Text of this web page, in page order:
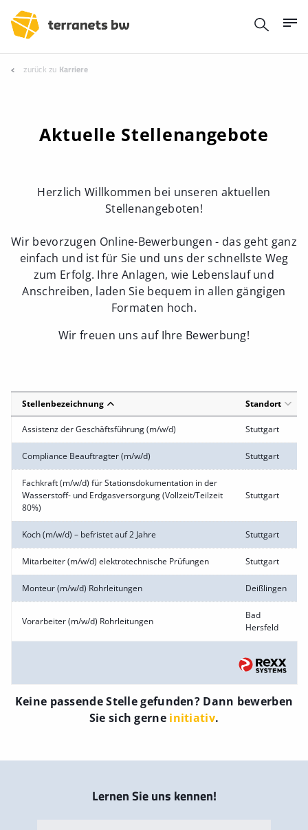
zurück zu Karriere
Aktuelle Stellenangebote
Herzlich Willkommen bei unseren aktuellen
Stellenangeboten!
Wir bevorzugen Online-Bewerbungen - das geht ganz
einfach und ist für Sie und uns der schnellste Weg
zum Erfolg. Ihre Anlagen, wie Lebenslauf und
Anschreiben, laden Sie bequem in allen gängigen
Formaten hoch.
Wir freuen uns auf Ihre Bewerbung!
Stellenbezeichnung Standort
Assistenz der Geschäftsführung (m/w/d) Stuttgart
Compliance Beauftragter (m/w/d) Stuttgart
Fachkraft (m/w/d) für Stationsdokumentation in der
Wasserstoff- und Erdgasversorgung (Vollzeit/Teilzeit
80%)
Stuttgart
Koch (m/w/d) – befristet auf 2 Jahre Stuttgart
Mitarbeiter (m/w/d) elektrotechnische Prüfungen Stuttgart
Monteur (m/w/d) Rohrleitungen Deißlingen
Vorarbeiter (m/w/d) Rohrleitungen
Bad
Hersfeld
Keine passende Stelle gefunden? Dann bewerben
Sie sich gerne initiativ.
Lernen Sie uns kennen!